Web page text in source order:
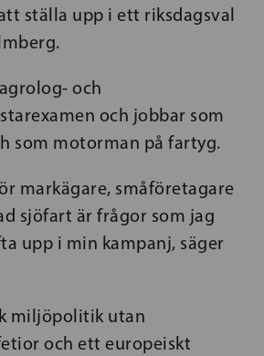
ställa upp i ett riksdagsval
och
och jobbar som
som motorman på fartyg.
markägare, småföretagare
sjöfart är frågor som jag
upp i min kampanj, säger
miljöpolitik utan
och ett europeiskt